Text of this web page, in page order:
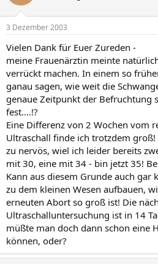
3 Dezember 2003
Vielen Dank für Euer Zureden -
meine Frauenärztin meinte
verrückt machen. In einem so
ganau sagen, wie weit die
genaue Zeitpunkt der Befruchtung
fest....!?
Eine Differenz von 2 Wochen vom
Ultraschall finde ich trotzdem
zu nervös, wiel ich leider bereits
mit 30, eine mit 34 - bin jetzt 35!
Kann aus diesem Grunde auch gar
zu dem kleinen Wesen aufbauen,
erneuten Abort so groß ist! Die
Ultraschalluntersuchung ist in 14
müßte man doch dann schon eine
können, oder?